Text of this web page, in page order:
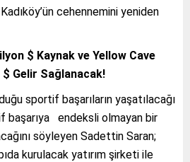
cehennemini yeniden
$ Kaynak ve Yellow Cave
Gelir Sağlanacak!
sportif başarıların yaşatılacağı
başarıya endeksli olmayan bir
söyleyen Sadettin Saran;
kurulacak yatırım şirketi ile